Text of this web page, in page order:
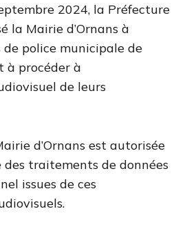
2024, la Préfecture
la Mairie d’Ornans à
police municipale de
à procéder à
de leurs
d’Ornans est autorisée
traitements de données
issues de ces